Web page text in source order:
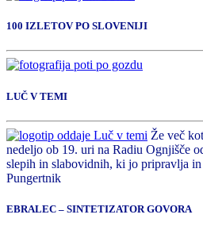
100 IZLETOV PO SLOVENIJI
LUČ V TEMI
Že več
nedeljo ob 19. uri na Radiu Ognjišče
slepih in slabovidnih, ki jo pripravlja in
Pungertnik
EBRALEC – SINTETIZATOR GOVORA